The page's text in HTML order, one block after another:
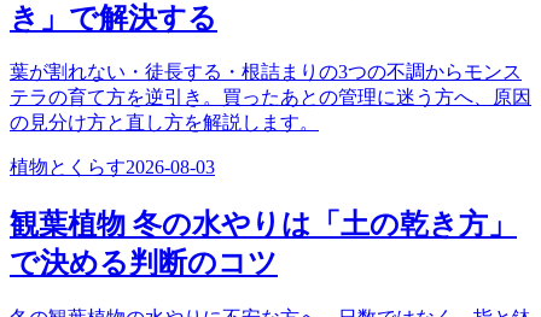
き」で解決する
葉が割れない・徒長する・根詰まりの3つの不調からモンス
テラの育て方を逆引き。買ったあとの管理に迷う方へ、原因
の見分け方と直し方を解説します。
植物とくらす2026-08-03
観葉植物 冬の水やりは「土の乾き方」
で決める判断のコツ